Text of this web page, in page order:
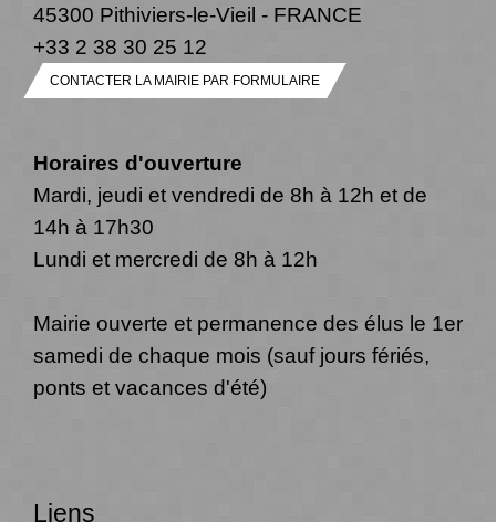
45300 Pithiviers-le-Vieil - FRANCE
+33 2 38 30 25 12
CONTACTER LA MAIRIE PAR FORMULAIRE
Horaires d'ouverture
Mardi, jeudi et vendredi de 8h à 12h et de
14h à 17h30
Lundi et mercredi de 8h à 12h
Mairie ouverte et permanence des élus le 1er
samedi de chaque mois (sauf jours fériés,
ponts et vacances d'été)
Liens